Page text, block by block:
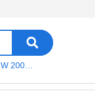
VEGA WS W 200 platno